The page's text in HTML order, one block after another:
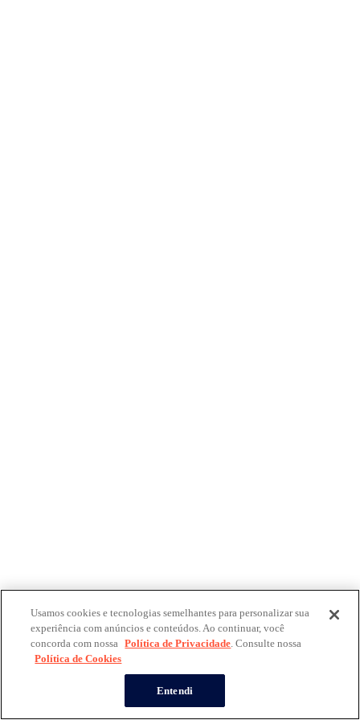
Usamos cookies e tecnologias semelhantes para personalizar sua
experiência com anúncios e conteúdos. Ao continuar, você
concorda com nossa Política de Privacidade. Consulte nossa
Política de Cookies
Entendi